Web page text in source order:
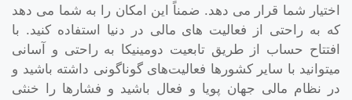
اختیار شما قرار می دهد. ضمناً این امکان را به شما می دهد
که به راحتی از فعالیت های مالی در دنیا استفاده کنید. با
افتتاح حساب از طریق تابعیت دومینیکا به راحتی و آسانی
میتوانید با سایر کشورها فعالیت‌های گوناگونی داشته باشید و
در نظام مالی جهان پویا و فعال باشید و فشارها را خنثی